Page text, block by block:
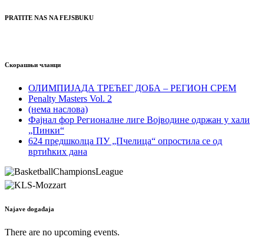
PRATITE NAS NA FEJSBUKU
Скорашњи чланци
ОЛИМПИЈАДА ТРЕЋЕГ ДОБА – РЕГИОН СРЕМ
Penalty Masters Vol. 2
(нема наслова)
Фајнал фор Регионалне лиге Војводине одржан у хали
„Пинки“
624 предшколца ПУ „Пчелица“ опростила се од
вртићких дана
Najave događaja
There are no upcoming events.